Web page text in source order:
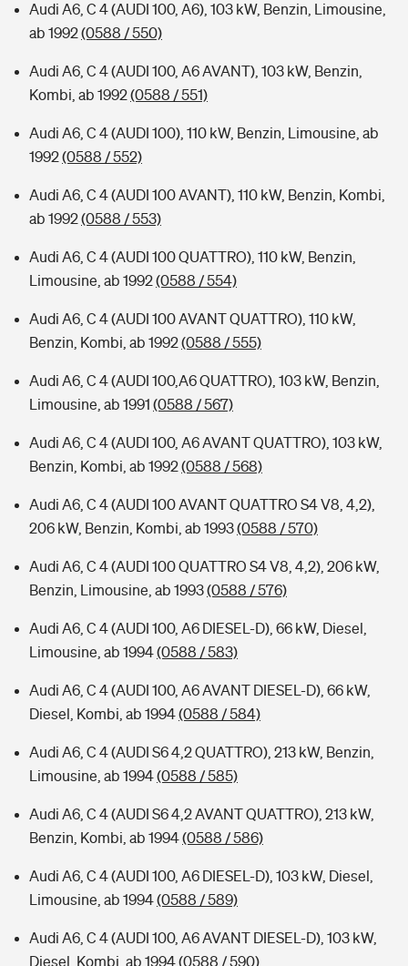
Audi A6, C 4 (AUDI 100, A6), 103 kW, Benzin, Limousine,
ab 1992(0588 / 550)
Audi A6, C 4 (AUDI 100, A6 AVANT), 103 kW, Benzin,
Kombi, ab 1992(0588 / 551)
Audi A6, C 4 (AUDI 100), 110 kW, Benzin, Limousine, ab
1992(0588 / 552)
Audi A6, C 4 (AUDI 100 AVANT), 110 kW, Benzin, Kombi,
ab 1992(0588 / 553)
Audi A6, C 4 (AUDI 100 QUATTRO), 110 kW, Benzin,
Limousine, ab 1992(0588 / 554)
Audi A6, C 4 (AUDI 100 AVANT QUATTRO), 110 kW,
Benzin, Kombi, ab 1992(0588 / 555)
Audi A6, C 4 (AUDI 100,A6 QUATTRO), 103 kW, Benzin,
Limousine, ab 1991 (0588 / 567)
Audi A6, C 4 (AUDI 100, A6 AVANT QUATTRO), 103 kW,
Benzin, Kombi, ab 1992(0588 / 568)
Audi A6, C 4 (AUDI 100 AVANT QUATTRO S4 V8, 4,2),
206 kW, Benzin, Kombi, ab 1993(0588 / 570)
Audi A6, C 4 (AUDI 100 QUATTRO S4 V8, 4,2), 206 kW,
Benzin, Limousine, ab 1993(0588 / 576)
Audi A6, C 4 (AUDI 100, A6 DIESEL-D), 66 kW, Diesel,
Limousine, ab 1994(0588 / 583)
Audi A6, C 4 (AUDI 100, A6 AVANT DIESEL-D), 66 kW,
Diesel, Kombi, ab 1994(0588 / 584)
Audi A6, C 4 (AUDI S6 4,2 QUATTRO), 213 kW, Benzin,
Limousine, ab 1994(0588 / 585)
Audi A6, C 4 (AUDI S6 4,2 AVANT QUATTRO), 213 kW,
Benzin, Kombi, ab 1994(0588 / 586)
Audi A6, C 4 (AUDI 100, A6 DIESEL-D), 103 kW, Diesel,
Limousine, ab 1994(0588 / 589)
Audi A6, C 4 (AUDI 100, A6 AVANT DIESEL-D), 103 kW,
Diesel, Kombi, ab 1994(0588 / 590)